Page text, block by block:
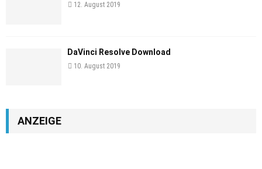
12. August 2019
DaVinci Resolve Download
10. August 2019
ANZEIGE